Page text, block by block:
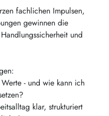
fachlichen Impulsen,
gewinnen die
und
- und wie kann ich
klar, strukturiert